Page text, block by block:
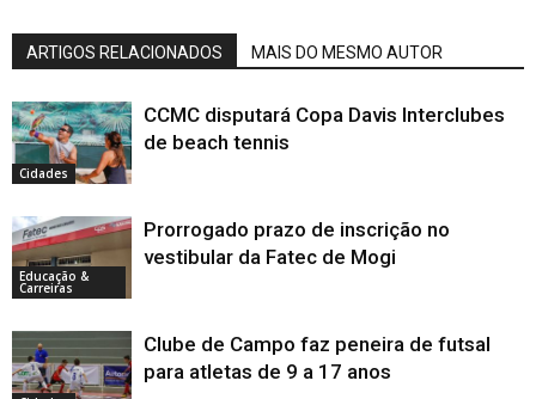
ARTIGOS RELACIONADOS MAIS DO MESMO AUTOR
Cidades
CCMC disputará Copa Davis Interclubes
de beach tennis
Educação &
Carreiras
Prorrogado prazo de inscrição no
vestibular da Fatec de Mogi
Clube de Campo faz peneira de futsal
para atletas de 9 a 17 anos